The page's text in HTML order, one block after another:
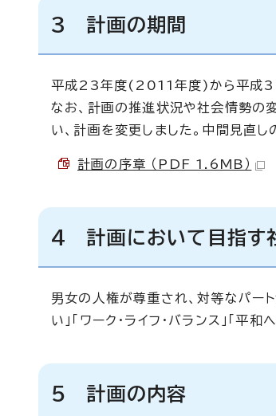
3 計画の期間
平成23年度(2011年度)から平成
なお、計画の推進状況や社会情勢の
い、計画を変更しました。中間見直
計画の序章 （PDF 1.6MB）
4 計画において目指す
男女の人権が尊重され、対等なパー
い」「ワーク・ライフ・バランス」「平
5 計画の内容